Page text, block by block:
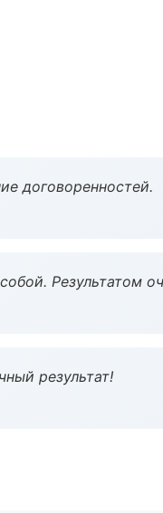
договоренностей.
Результатом
результат!